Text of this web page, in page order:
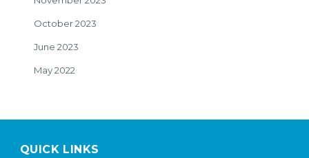
October 2023
June 2023
May 2022
QUICK LINKS